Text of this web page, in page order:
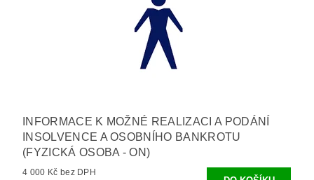
INFORMACE K MOŽNÉ REALIZACI A PODÁNÍ
INSOLVENCE A OSOBNÍHO BANKROTU
(FYZICKÁ OSOBA - ON)
4 000 Kč bez DPH